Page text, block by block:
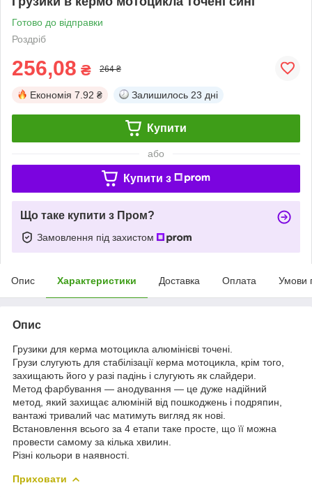
Готово до відправки
Роздріб
256,08 ₴ 264 ₴
Економія 7.92 ₴ Залишилось 23 дні
Купити
або
Купити з
Що таке купити з Пром?
Замовлення під захистом
Опис Характеристики Доставка Оплата Умови
Опис
Грузики для керма мотоцикла алюмінієві точені.
Грузи слугують для стабілізації керма мотоцикла, крім того,
захищають його у разі падінь і слугують як слайдери.
Метод фарбування — анодування — це дуже надійний
метод, який захищає алюміній від пошкоджень і подряпин,
вантажі тривалий час матимуть вигляд як нові.
Встановлення всього за 4 етапи таке просте, що її можна
провести самому за кілька хвилин.
Різні кольори в наявності.
Приховати